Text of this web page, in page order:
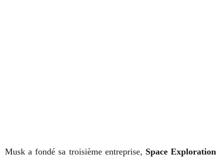
Musk a fondé sa troisième entreprise, Space Exploration